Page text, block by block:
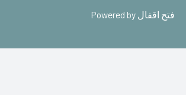
Powered by فتح اقفال